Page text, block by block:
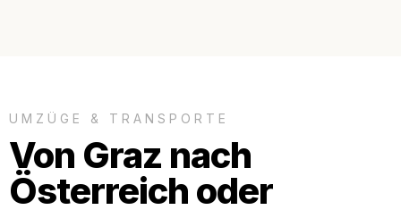
UMZÜGE & TRANSPORTE
Von Graz nach
Österreich oder